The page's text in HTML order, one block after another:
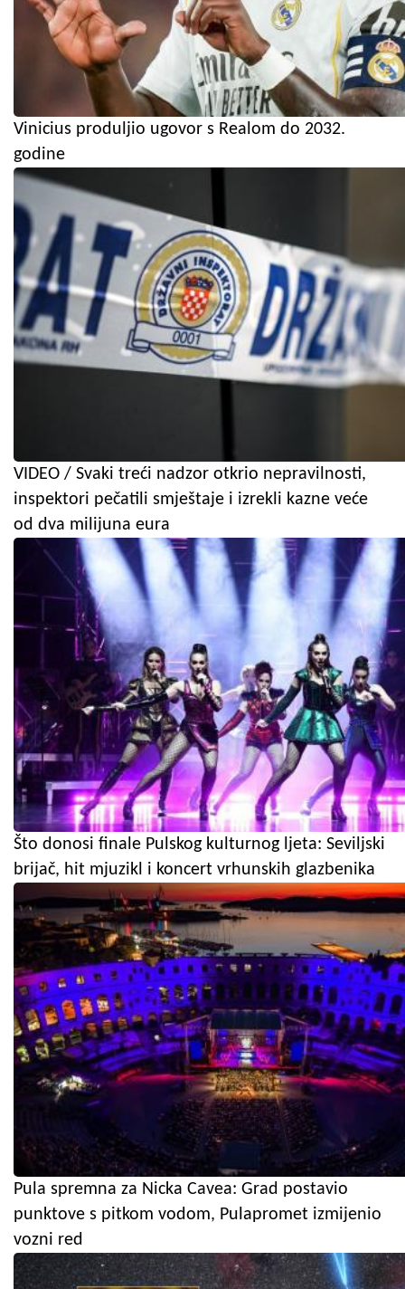
Vinicius produljio ugovor s Realom do 2032.
godine
VIDEO / Svaki treći nadzor otkrio nepravilnosti,
inspektori pečatili smještaje i izrekli kazne veće
od dva milijuna eura
Što donosi finale Pulskog kulturnog ljeta: Seviljski
brijač, hit mjuzikl i koncert vrhunskih glazbenika
Pula spremna za Nicka Cavea: Grad postavio
punktove s pitkom vodom, Pulapromet izmijenio
vozni red